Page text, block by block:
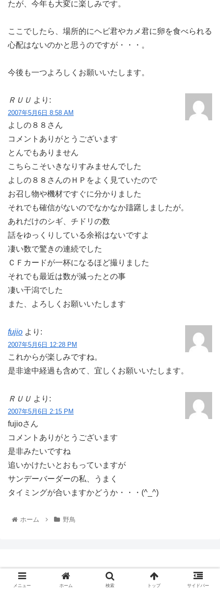
たが、今年も大変に楽しみです。
ここでしたら、場所的にヘビ君やカメ君に卵を食べられる
心配はないのかと思うのですが・・・。
今後も一つよろしくお願いいたします。
ＲＵＵ より:
2007年5月6日 8:58 AM
よしの８８さん
コメントありがとうございます
とんでもありません
こちらこそいきなりすみませんでした
よしの８８さんのＨＰをよく見ていたので
お召し物や機材ですぐに分かりました
それでも確信がないのでなかなか躊躇しましたが。
あれだけのシギ、チドリの数
話をゆっくりしている余裕はないですよ
凄い数で驚きの連続でした
ＣＦカードが一杯になるほど撮りました
それでも最近は数が減ったとの事
凄い干潟でした
また、よろしくお願いいたします
fujio より:
2007年5月6日 12:28 PM
これからが楽しみですね。
是非途中経過も含めて、宜しくお願いいたします。
ＲＵＵ より:
2007年5月6日 2:15 PM
fujioさん
コメントありがとうございます
是非みたいですね
追いかけたいとおもっていますが
サンデーバーダーの私、うまく
タイミングが合いますかどうか・・・(^_^)
ホーム 野鳥
Copyright © 2022 RUU-Blog All Rights Reserved.
メニュー ホーム 検索 トップ サイドバー